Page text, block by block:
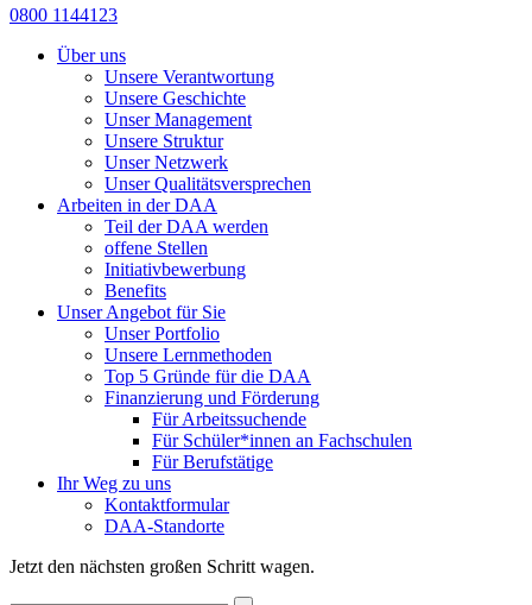
0800 1144123
Über uns
Unsere Verantwortung
Unsere Geschichte
Unser Management
Unsere Struktur
Unser Netzwerk
Unser Qualitätsversprechen
Arbeiten in der DAA
Teil der DAA werden
offene Stellen
Initiativbewerbung
Benefits
Unser Angebot für Sie
Unser Portfolio
Unsere Lernmethoden
Top 5 Gründe für die DAA
Finanzierung und Förderung
Für Arbeitssuchende
Für Schüler*innen an Fachschulen
Für Berufstätige
Ihr Weg zu uns
Kontaktformular
DAA-Standorte
Jetzt den nächsten großen Schritt wagen.